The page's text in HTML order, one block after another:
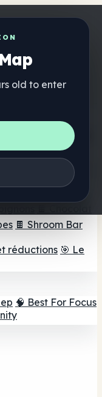
old to enter
d'un magasin
de tête en
de
🫙 Poudres
🍫 Shroom Bar
réductions 🎯 Le
🧠 Best For Focus